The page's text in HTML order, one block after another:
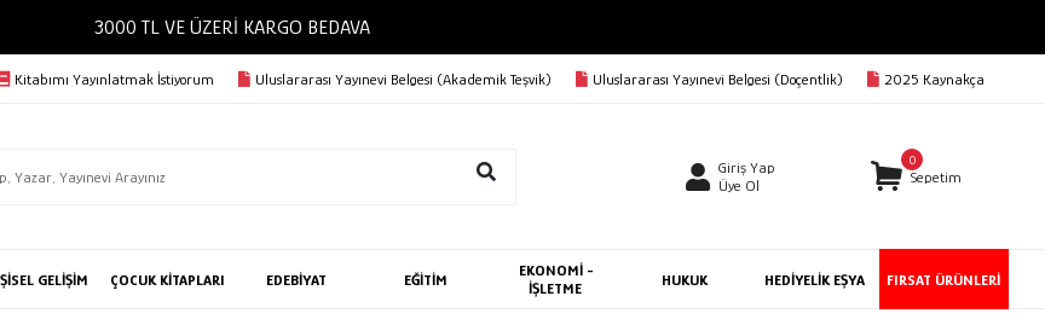
3000 TL VE ÜZERİ KARGO BEDAVA
Kitabımı Yayınlatmak İstiyorum Uluslararası Yayınevi Belgesi (Akademik Teşvik) Uluslararası Yayınevi Belgesi (Doçentlik) 2025 Kaynakça
Giriş Yap
Üye Ol
0
Sepetim
GELİŞİM ÇOCUK KİTAPLARI EDEBİYAT EĞİTİM
EKONOMİ -
İŞLETME
HUKUK HEDİYELİK EŞYA FIRSAT ÜRÜNLERİ